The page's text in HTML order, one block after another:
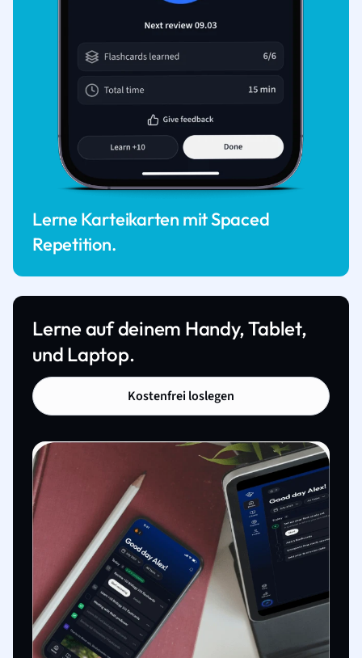
Lerne Karteikarten mit Spaced
Repetition.
Lerne auf deinem Handy, Tablet,
und Laptop.
Kostenfrei loslegen